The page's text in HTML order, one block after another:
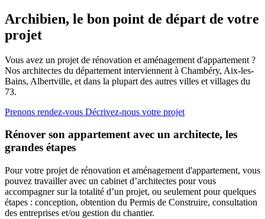
Archibien, le bon point de départ de votre
projet
Vous avez un projet de rénovation et aménagement d'appartement ?
Nos architectes du département interviennent à Chambéry, Aix-les-
Bains, Albertville, et dans la plupart des autres villes et villages du
73.
Prenons rendez-vous Décrivez-nous votre projet
Rénover son appartement avec un architecte, les
grandes étapes
Pour votre projet de rénovation et aménagement d'appartement, vous
pouvez travailler avec un cabinet d’architectes pour vous
accompagner sur la totalité d’un projet, ou seulement pour quelques
étapes : conception, obtention du Permis de Construire, consultation
des entreprises et/ou gestion du chantier.